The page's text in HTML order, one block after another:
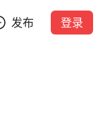
发布 登录